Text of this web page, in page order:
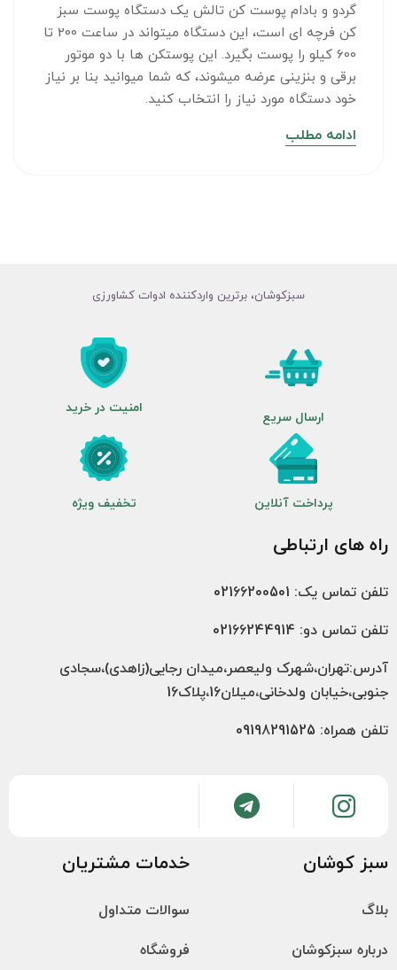
گردو و بادام پوست کن تالش یک دستگاه پوست سبز
کن فرچه ای است، این دستگاه میتواند در ساعت 200 تا
600 کیلو را پوست بگیرد. این پوستکن ها با دو موتور
برقی و بنزینی عرضه میشوند، که شما میوانید بنا بر نیاز
خود دستگاه مورد نیاز را انتخاب کنید.
ادامه مطلب
سبزکوشان، برترین واردکننده ادوات کشاورزی
ارسال سریع
امنیت در خرید
پرداخت آنلاین تخفیف ویژه
راه های ارتباطی
تلفن تماس یک: 02166200501
تلفن تماس دو: 02166244914
آدرس:تهران،شهرک ولیعصر،میدان رجایی(زاهدی)،سجادی
جنوبی،خیابان ولدخانی،میلان16،پلاک16
تلفن همراه: 09198291525
سبز کوشان
بلاگ
درباره سبزکوشان
خدمات مشتریان
سوالات متداول
فروشگاه